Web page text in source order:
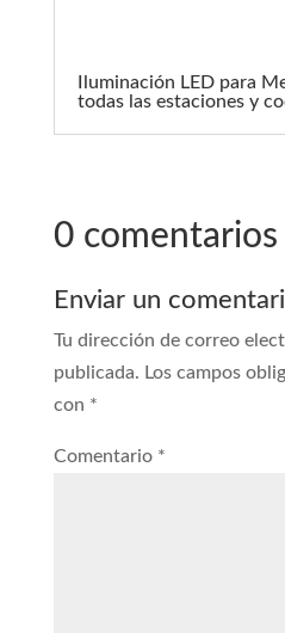
Iluminación LED para
todas las estaciones y
0 comentarios
Enviar un
Tu dirección de correo
publicada. Los campos
con *
Comentario *